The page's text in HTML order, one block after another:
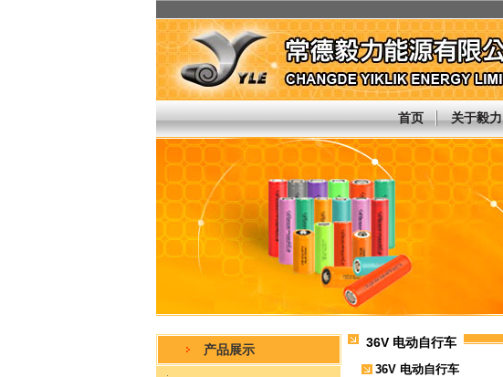
首页 关于毅力
产品展示 36V 电动自行车
36V 电动自行车